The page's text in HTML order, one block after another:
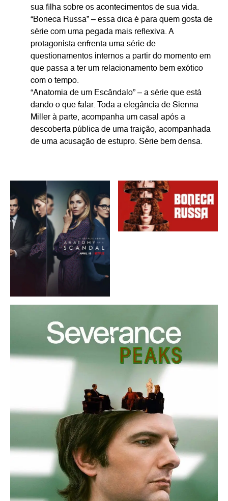
sua filha sobre os acontecimentos de sua vida.
“Boneca Russa” – essa dica é para quem gosta de
série com uma pegada mais reflexiva. A
protagonista enfrenta uma série de
questionamentos internos a partir do momento em
que passa a ter um relacionamento bem exótico
com o tempo.
“Anatomia de um Escândalo” – a série que está
dando o que falar. Toda a elegância de Sienna
Miller à parte, acompanha um casal após a
descoberta pública de uma traição, acompanhada
de uma acusação de estupro. Série bem densa.